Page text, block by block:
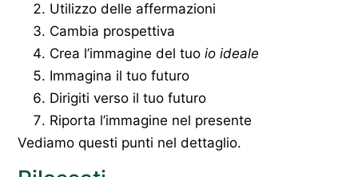
Utilizzo delle affermazioni
Cambia prospettiva
Crea l’immagine del tuo io ideale
Immagina il tuo futuro
Dirigiti verso il tuo futuro
Riporta l’immagine nel presente
Vediamo questi punti nel dettaglio.